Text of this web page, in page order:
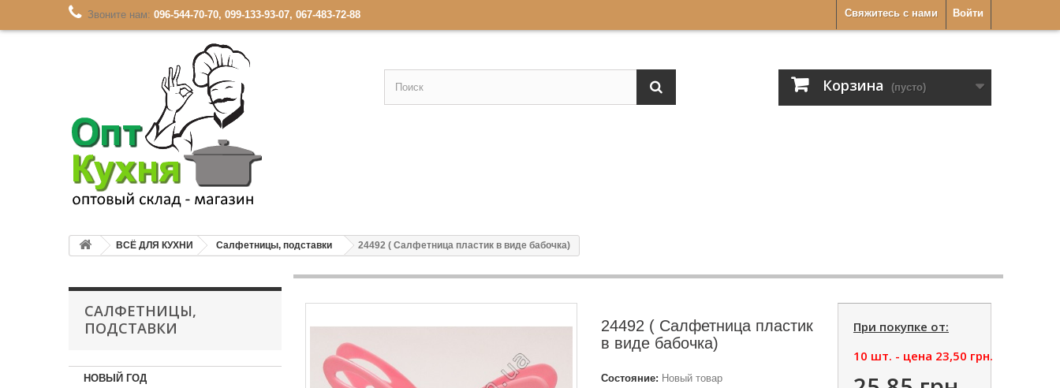
Войти
Свяжитесь с нами
Звоните нам: 096-544-70-70, 099-133-93-07, 067-483-72-88
Корзина (пусто)
ВСЁ ДЛЯ КУХНИ Салфетницы, подставки 24492 ( Салфетница пластик в виде бабочка)
САЛФЕТНИЦЫ,
ПОДСТАВКИ
НОВЫЙ ГОД
24492 ( Салфетница пластик
в виде бабочка)
Состояние: Новый товар
При покупке от:
10 шт. - цена 23,50 грн.